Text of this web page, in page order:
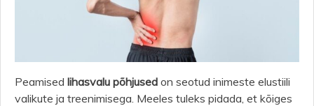
Peamised lihasvalu põhjused on seotud inimeste elustiili
valikute ja treenimisega. Meeles tuleks pidada, et kõiges